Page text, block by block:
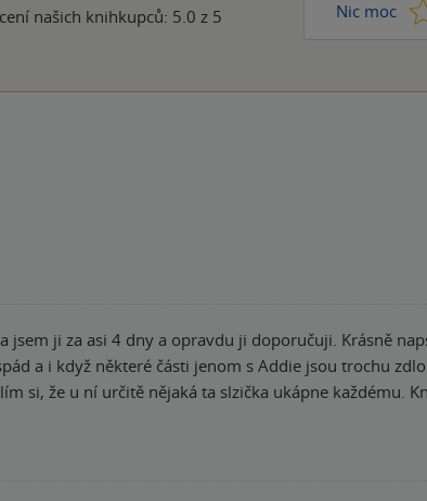
našich knihkupců: 5.0 z 5 Nic moc
ji doporučuji. Krásně napsaný, čtivý, poutavý příběh. Nikdy
a i když některé části jenom s Addie jsou trochu
si, že u ní určitě nějaká ta slzička ukápne každému.